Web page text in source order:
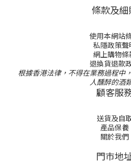
條款及細
使用本網站
私隱政策聲
網上購物條
退換貨退款
根據香港法律，不得在業務過程中
人醺醉的酒
顧客服
送貨及自
產品保養
關於我們
門巿地